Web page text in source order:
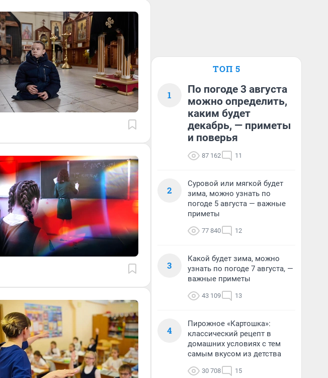
ТОП 5
1
По погоде 3 августа
можно определить,
каким будет
декабрь, — приметы
и поверья
87 162 11
2
Суровой или мягкой будет
зима, можно узнать по
погоде 5 августа — важные
приметы
77 840 12
3
Какой будет зима, можно
узнать по погоде 7 августа, —
важные приметы
43 109 13
4
Пирожное «Картошка»:
классический рецепт в
домашних условиях с тем
самым вкусом из детства
30 708 15